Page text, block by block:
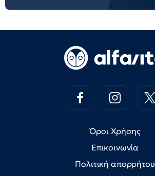
Όροι Χρήσης
Επικοινωνία
Πολιτική απορρήτου